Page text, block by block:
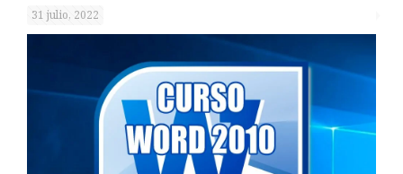
31 julio, 2022